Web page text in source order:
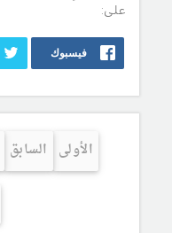
على:
فيسبوك
الأولى السابق